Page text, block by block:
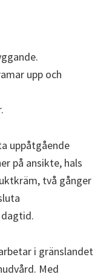
upp och
uppåtgående
på ansikte, hals
två gånger
i gränslandet
Med